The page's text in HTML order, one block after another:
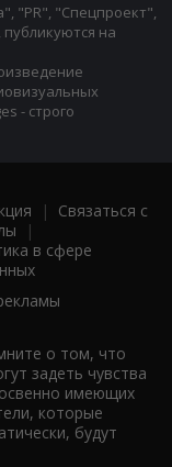
"PR", "Спецпроект",
на
- строго
| Связаться с
|
в сфере
о том, что
задеть чувства
имеющих
которые
будут